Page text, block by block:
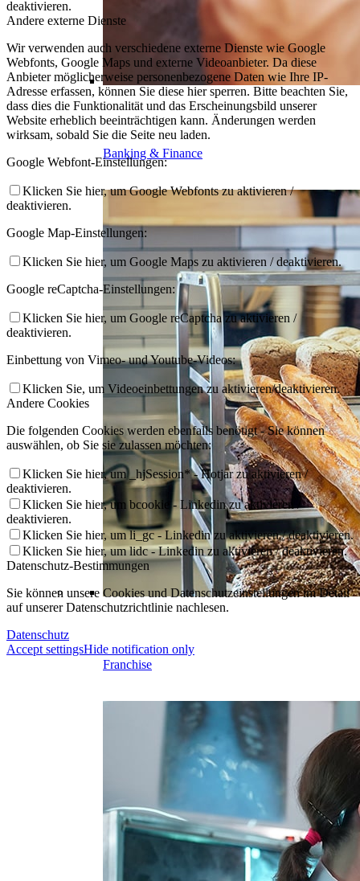
Banking & Finance
Franchise
deaktivieren.
Andere externe Dienste
Wir verwenden auch verschiedene externe Dienste wie Google
Webfonts, Google Maps und externe Videoanbieter. Da diese
Anbieter möglicherweise personenbezogene Daten wie Ihre IP-
Adresse erfassen, können Sie diese hier sperren. Bitte beachten Sie,
dass dies die Funktionalität und das Erscheinungsbild unserer
Website erheblich beeinträchtigen kann. Änderungen werden
wirksam, sobald Sie die Seite neu laden.
Google Webfont-Einstellungen:
Klicken Sie hier, um Google Webfonts zu aktivieren /
deaktivieren.
Google Map-Einstellungen:
Klicken Sie hier, um Google Maps zu aktivieren / deaktivieren.
Google reCaptcha-Einstellungen:
Klicken Sie hier, um Google reCaptcha zu aktivieren /
deaktivieren.
Einbettung von Vimeo- und Youtube-Videos:
Klicken Sie, um Videoeinbettungen zu aktivieren/deaktivieren.
Andere Cookies
Die folgenden Cookies werden ebenfalls benötigt - Sie können
auswählen, ob Sie sie zulassen möchten:
Klicken Sie hier, um _hjSession* - Hotjar zu aktivieren /
deaktivieren.
Klicken Sie hier, um bcookie - Linkedin zu aktivieren /
deaktivieren.
Klicken Sie hier, um li_gc - Linkedin zu aktivieren / deaktivieren.
Klicken Sie hier, um lidc - Linkedin zu aktivieren / deaktivieren.
Datenschutz-Bestimmungen
Sie können unsere Cookies und Datenschutzeinstellungen im Detail
auf unserer Datenschutzrichtlinie nachlesen.
Datenschutz
Accept settingsHide notification only